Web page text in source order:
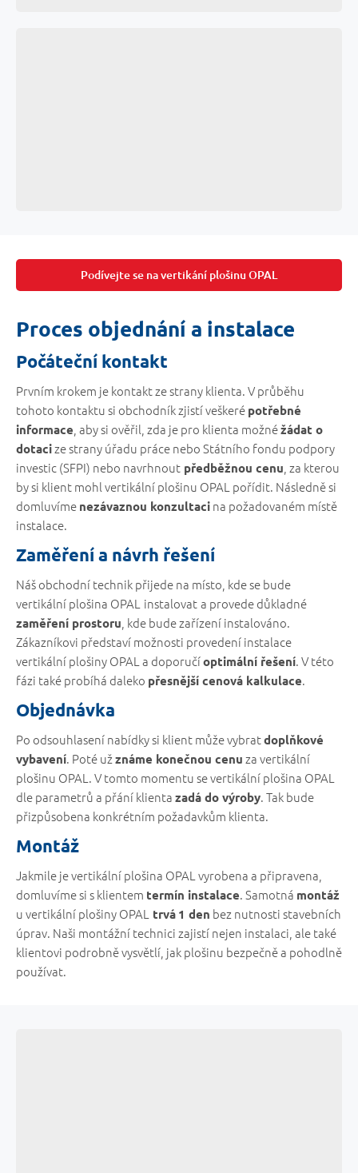
Podívejte se na vertikání plošinu OPAL
Proces objednání a instalace
Počáteční kontakt
Prvním krokem je kontakt ze strany klienta. V průběhu
tohoto kontaktu si obchodník zjistí veškeré potřebné
informace , aby si ověřil, zda je pro klienta možnéžádat o
dotacize strany úřadu práce nebo Státního fondu podpory
investic (SFPI) nebo navrhnout předběžnou cenu , za kterou
by si klient mohl vertikální plošinu OPAL pořídit. Následně si
domluvíme nezávaznou konzultaci na požadovaném místě
instalace.
Zaměření a návrh řešení
Náš obchodní technik přijede na místo, kde se bude
vertikální plošina OPAL instalovata provede důkladné
zaměření prostoru , kde bude zařízení instalováno.
Zákazníkovi představí možnosti provedení instalace
vertikální plošiny OPAL a doporučíoptimální řešení. V této
fázi také probíhá daleko přesnější cenová kalkulace.
Objednávka
Po odsouhlasení nabídky si klient může vybratdoplňkové
vybavení. Poté už známe konečnou cenu za vertikální
plošinu OPAL. V tomto momentu se vertikální plošina OPAL
dle parametrů a přání klienta zadá do výroby. Tak bude
přizpůsobena konkrétním požadavkům klienta.
Montáž
Jakmile je vertikální plošina OPAL vyrobena a připravena,
domluvíme si s klientem termín instalace. Samotná montáž
u vertikální plošiny OPAL trvá 1 den bez nutnosti stavebních
úprav. Naši montážní technici zajistí nejen instalaci, ale také
klientovi podrobně vysvětlí, jak plošinu bezpečně a pohodlně
používat.